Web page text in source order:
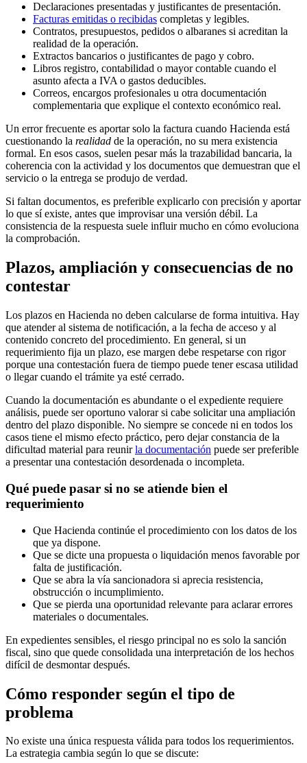
Declaraciones presentadas y justificantes de presentación.
Facturas emitidas o recibidas completas y legibles.
Contratos, presupuestos, pedidos o albaranes si acreditan la
realidad de la operación.
Extractos bancarios o justificantes de pago y cobro.
Libros registro, contabilidad o mayor contable cuando el
asunto afecta a IVA o gastos deducibles.
Correos, encargos profesionales u otra documentación
complementaria que explique el contexto económico real.
Un error frecuente es aportar solo la factura cuando Hacienda está
cuestionando la realidad de la operación, no su mera existencia
formal. En esos casos, suelen pesar más la trazabilidad bancaria, la
coherencia con la actividad y los documentos que demuestran que el
servicio o la entrega se produjo de verdad.
Si faltan documentos, es preferible explicarlo con precisión y aportar
lo que sí existe, antes que improvisar una versión débil. La
consistencia de la respuesta suele influir mucho en cómo evoluciona
la comprobación.
Plazos, ampliación y consecuencias de no
contestar
Los plazos en Hacienda no deben calcularse de forma intuitiva. Hay
que atender al sistema de notificación, a la fecha de acceso y al
contenido concreto del procedimiento. En general, si un
requerimiento fija un plazo, ese margen debe respetarse con rigor
porque una contestación fuera de tiempo puede tener escasa utilidad
o llegar cuando el trámite ya esté cerrado.
Cuando la documentación es abundante o el expediente requiere
análisis, puede ser oportuno valorar si cabe solicitar una ampliación
dentro del plazo disponible. No siempre se concede ni en todos los
casos tiene el mismo efecto práctico, pero dejar constancia de la
dificultad material para reunirla documentación puede ser preferible
a presentar una contestación desordenada o incompleta.
Qué puede pasar si no se atiende bien el
requerimiento
Que Hacienda continúe el procedimiento con los datos de los
que ya dispone.
Que se dicte una propuesta o liquidación menos favorable por
falta de justificación.
Que se abra la vía sancionadora si aprecia resistencia,
obstrucción o incumplimiento.
Que se pierda una oportunidad relevante para aclarar errores
materiales o documentales.
En expedientes sensibles, el riesgo principal no es solo la sanción
fiscal, sino que quede consolidada una interpretación de los hechos
difícil de desmontar después.
Cómo responder según el tipo de
problema
No existe una única respuesta válida para todos los requerimientos.
La estrategia cambia según lo que se discute: